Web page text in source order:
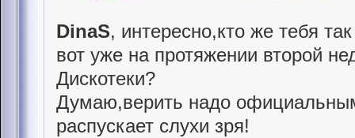
DinaS, интересно,кто же тебя
вот уже на протяжении второй
Дискотеки?
Думаю,верить надо
распускает слухи зря!